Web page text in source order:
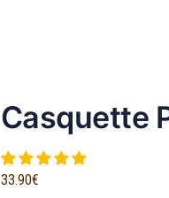
Casquette
33.90€